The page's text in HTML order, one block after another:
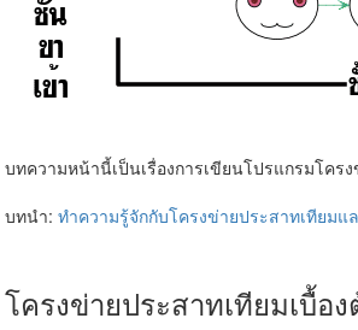
บทความหน้านี้เป็นเรื่องการเขียนโปรแกรมโคร
บทนำ: ทำความรู้จักกับโครงข่ายประสาทเทียมแ
โครงข่ายประสาทเทียมเบื้อ